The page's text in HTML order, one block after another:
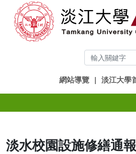
網站導覽 | 淡江大學
淡水校園設施修繕通